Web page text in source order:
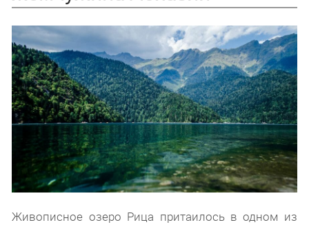
Живописное озеро Рица притаилось в одном из